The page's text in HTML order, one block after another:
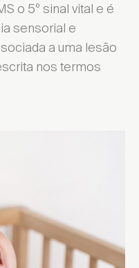
o 5º sinal vital e é
sensorial e
a uma lesão
nos termos